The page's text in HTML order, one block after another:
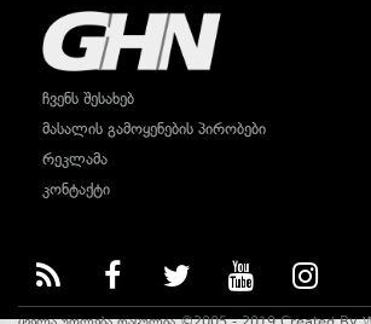
ჩვენს შესახებ
მასალის გამოყენების პირობები
რეკლამა
კონტაქტი